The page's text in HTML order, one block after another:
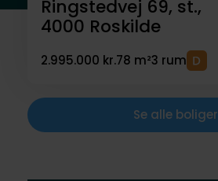
Ringstedvej 69, st.,
4000 Roskilde
2.995.000 kr.78 m²3 rum
Se alle boliger